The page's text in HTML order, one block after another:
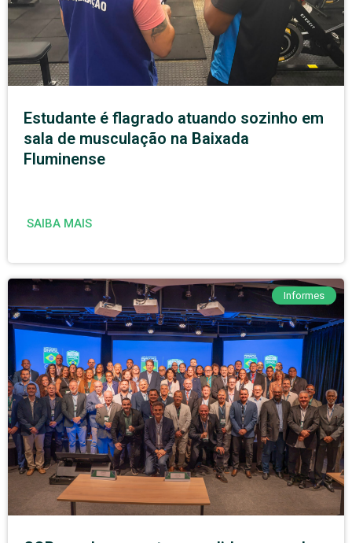
Estudante é flagrado atuando sozinho em
sala de musculação na Baixada
Fluminense
SAIBA MAIS
Informes